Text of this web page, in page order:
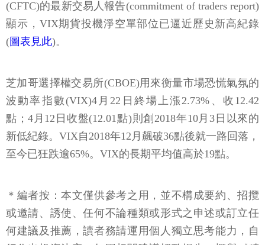
(CFTC)的最新交易人報告(commitment of traders report)
顯示，VIX期貨投機淨空單部位已逼近歷史新高紀錄
(圖表見此)。
芝加哥選擇權交易所(CBOE)用來衡量市場恐慌氣氛的
波動率指數(VIX)4月22日終場上漲2.73%、收12.42
點；4月12日收盤(12.01點)則創2018年10月3日以來的
新低紀錄。VIX自2018年12月飆破36點後就一路回落，
至今已狂跌逾65%。VIX的長期平均值高於19點。
＊編者按：本文僅供參考之用，並不構成要約、招攬
或邀請、誘使、任何不論種類或形式之申述或訂立任
何建議及推薦，讀者務請運用個人獨立思考能力，自